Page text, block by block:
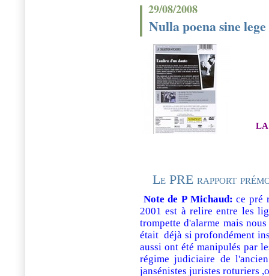
29/08/2008
Nulla poena sine
la
Le PRE rapport
Note de P Michaud: ce pré
2001 est à relire entre les
trompette d'alarme mais
était déjà si profondément
aussi ont été manipulés par
régime judiciaire de
jansénistes juristes roturiers